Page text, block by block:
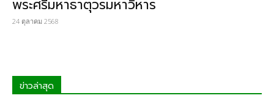
พระศรีมหาธาตุวรมหาวิหาร
24 ตุลาคม 2568
ข่าวล่าสุด